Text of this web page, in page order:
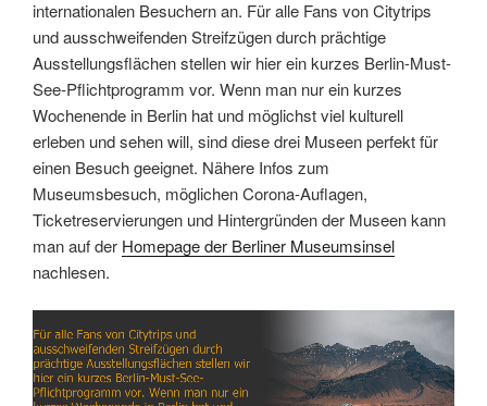
internationalen Besuchern an. Für alle Fans von Citytrips
und ausschweifenden Streifzügen durch prächtige
Ausstellungsflächen stellen wir hier ein kurzes Berlin-Must-
See-Pflichtprogramm vor. Wenn man nur ein kurzes
Wochenende in Berlin hat und möglichst viel kulturell
erleben und sehen will, sind diese drei Museen perfekt für
einen Besuch geeignet. Nähere Infos zum
Museumsbesuch, möglichen Corona-Auflagen,
Ticketreservierungen und Hintergründen der Museen kann
man auf der Homepage der Berliner Museumsinsel
nachlesen.
Link Embed